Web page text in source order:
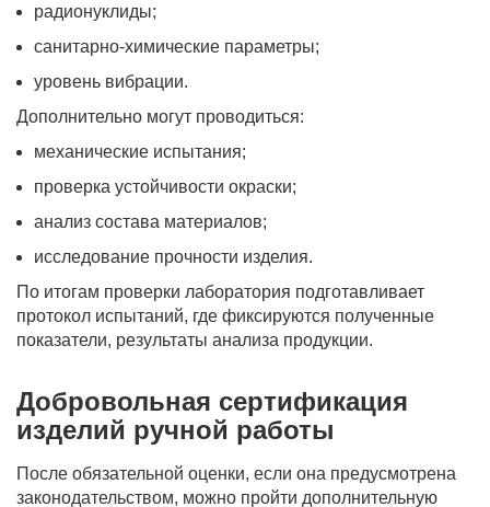
радионуклиды;
санитарно-химические параметры;
уровень вибрации.
Дополнительно могут проводиться:
механические испытания;
проверка устойчивости окраски;
анализ состава материалов;
исследование прочности изделия.
По итогам проверки лаборатория подготавливает
протокол испытаний, где фиксируются полученные
показатели, результаты анализа продукции.
Добровольная сертификация
изделий ручной работы
После обязательной оценки, если она предусмотрена
законодательством, можно пройти дополнительную